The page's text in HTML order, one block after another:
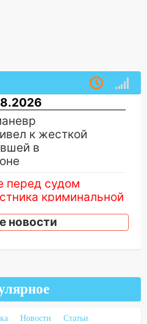
к жесткой
в
перед судом
криминальной
к жесткому ДТП: в
и
окажут
новости
Новости Статьи